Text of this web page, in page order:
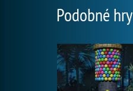
Podobné hry